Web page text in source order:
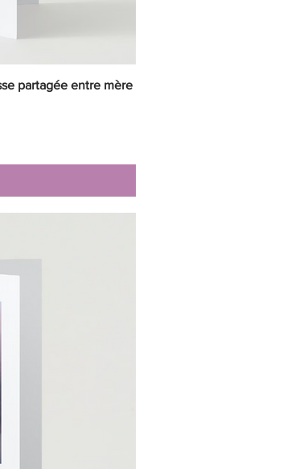
partagée entre mère